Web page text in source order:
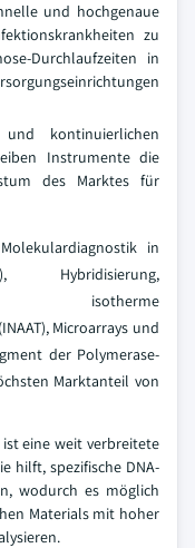
und hochgenaue
zu
Durchlaufzeiten in
kontinuierlichen
Instrumente die
des Marktes für
in
Hybridisierung,
Microarrays und
der Polymerase-
Marktanteil von
ist eine weit verbreitete
hilft, spezifische DNA-
wodurch es möglich
Materials mit hoher